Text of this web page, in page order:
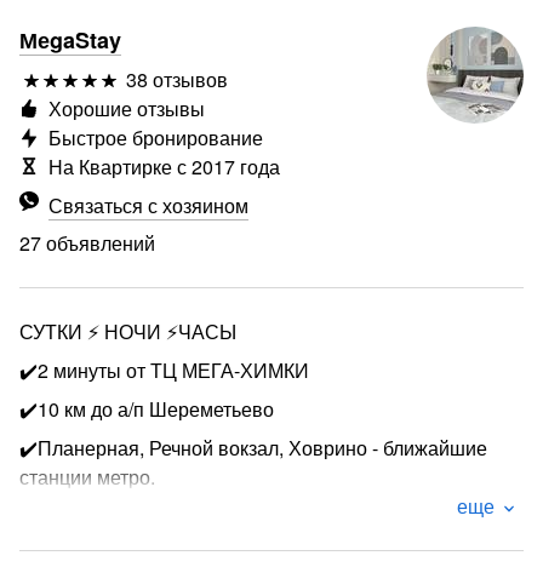
МеgaStay
38 отзывов
Связаться с хозяином
27 объявлений
Хорошие отзывы
Быстрое бронирование
На Квартирке с 2017 года
СУТКИ ⚡️ НОЧИ ⚡️ЧАСЫ
✔️2 минуты от ТЦ МЕГА-ХИМКИ
✔️10 км до а/п Шереметьево
✔️Планерная, Речной вокзал, Ховрино - ближайшие
станции метро.
⚡️Спальных мест – 2 (кровать,)+ 1 одноместный диван.
⚡️В квартире есть все необходимое для комфортного
еще